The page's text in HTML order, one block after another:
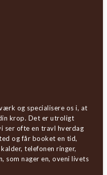
og specialisere os i, at
krop. Det er utroligt
ser ofte en travl hverdag
og får booket en tid,
telefonen ringer,
som nager en, oveni livets